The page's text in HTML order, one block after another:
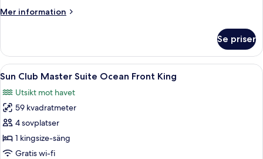
View
Mer information
Mer
Junior
Suite
Ocean
King
Se priser
Öppna
alla
foton
för
Sun
Club
Master
Sun Club Master Suite Ocean
8
Sun Club Master Suite Ocean Front King
Utsikt mot havet
59 kvadratmeter
4 sovplatser
1 kingsize-säng
Gratis wi-fi